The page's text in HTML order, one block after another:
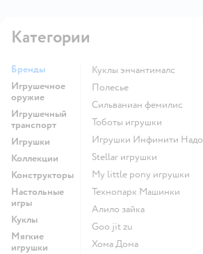
Категории
Бренды
Игрушечное
оружие
Игрушечный
транспорт
Игрушки
Коллекции
Конструкторы
Настольные
игры
Куклы
Мягкие
игрушки
Куклы энчантималс
Полесье
Сильваниан фемилис
Тоботы игрушки
Игрушки Инфинити Надо
Stellar игрушки
my little pony игрушки
Технопарк Машинки
Алило зайка
Goo jit zu
Хома Дома